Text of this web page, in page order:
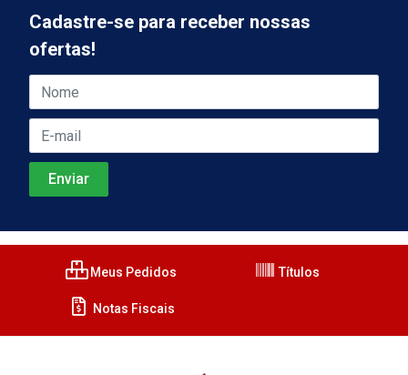
Cadastre-se para receber nossas
ofertas!
Meus Pedidos Títulos
Notas Fiscais